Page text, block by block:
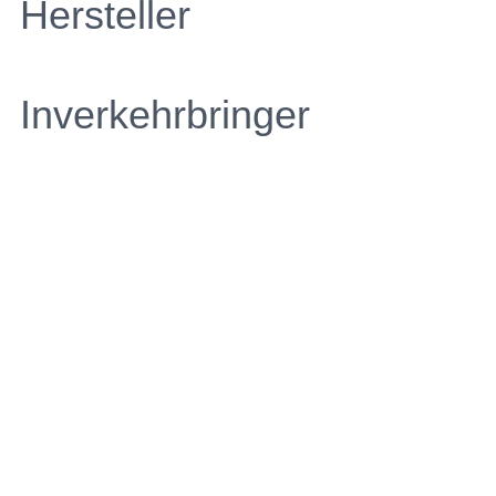
Hersteller
Inverkehrbringer